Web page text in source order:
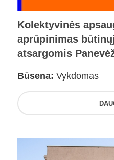
Kolektyvinės
aprūpinimas
atsargomis
Būsena: Vykdomas